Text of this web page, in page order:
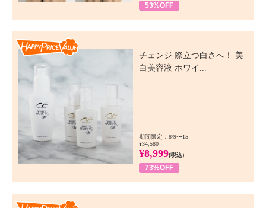
53%OFF
チェンジ 際立つ白さへ！ 美
白美容液 ホワイ...
期間限定：8/9〜15
¥34,580
¥8,999(税込)
73%OFF